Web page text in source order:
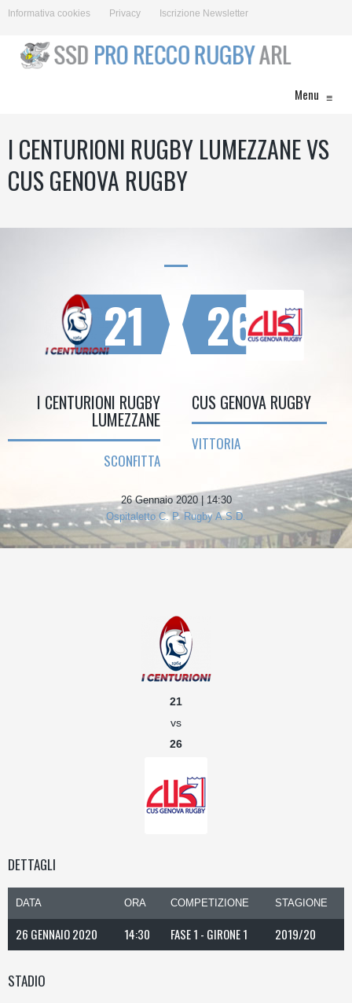
Informativa cookies Privacy Iscrizione Newsletter
Menu ≡
I CENTURIONI RUGBY LUMEZZANE VS
CUS GENOVA RUGBY
21
I CENTURIONI RUGBY
LUMEZZANE
SCONFITTA
26
CUS GENOVA RUGBY
VITTORIA
26 Gennaio 2020 | 14:30
Ospitaletto C. P. Rugby A.S.D.
21
vs
26
DETTAGLI
DATA ORA COMPETIZIONE STAGIONE
26 GENNAIO 2020 14:30 FASE 1 - GIRONE 1 2019/20
STADIO